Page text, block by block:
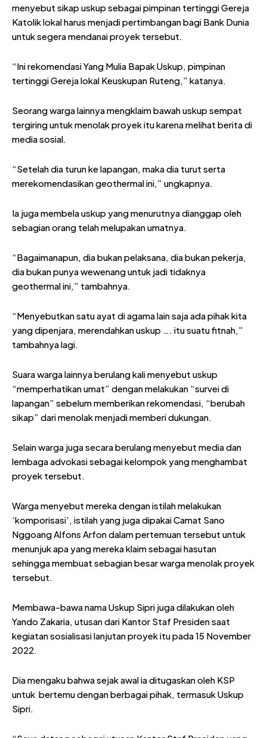
menyebut sikap uskup sebagai pimpinan tertinggi Gereja
Katolik lokal harus menjadi pertimbangan bagi Bank Dunia
untuk segera mendanai proyek tersebut.
“Ini rekomendasi Yang Mulia Bapak Uskup, pimpinan
tertinggi Gereja lokal Keuskupan Ruteng,” katanya.
Seorang warga lainnya mengklaim bawah uskup sempat
tergiring untuk menolak proyek itu karena melihat berita di
media sosial.
“Setelah dia turun ke lapangan, maka dia turut serta
merekomendasikan geothermal ini,” ungkapnya.
Ia juga membela uskup yang menurutnya dianggap oleh
sebagian orang telah melupakan umatnya.
“Bagaimanapun, dia bukan pelaksana, dia bukan pekerja,
dia bukan punya wewenang untuk jadi tidaknya
geothermal ini,” tambahnya.
“Menyebutkan satu ayat di agama lain saja ada pihak kita
yang dipenjara, merendahkan uskup …. itu suatu fitnah,”
tambahnya lagi.
Suara warga lainnya berulang kali menyebut uskup
“memperhatikan umat” dengan melakukan “survei di
lapangan” sebelum memberikan rekomendasi, “berubah
sikap” dari menolak menjadi memberi dukungan.
Selain warga juga secara berulang menyebut media dan
lembaga advokasi sebagai kelompok yang menghambat
proyek tersebut.
Warga menyebut mereka dengan istilah melakukan
‘komporisasi’, istilah yang juga dipakai Camat Sano
Nggoang Alfons Arfon dalam pertemuan tersebut untuk
menunjuk apa yang mereka klaim sebagai hasutan
sehingga membuat sebagian besar warga menolak proyek
tersebut.
Membawa-bawa nama Uskup Sipri juga dilakukan oleh
Yando Zakaria, utusan dari Kantor Staf Presiden saat
kegiatan sosialisasi lanjutan proyek itu pada 15 November
2022.
Dia mengaku bahwa sejak awal ia ditugaskan oleh KSP
untuk bertemu dengan berbagai pihak, termasuk Uskup
Sipri.